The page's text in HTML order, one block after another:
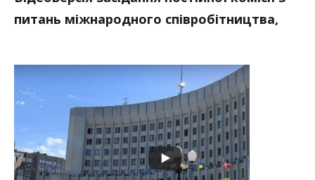
питань міжнародного співробітництва,
інвестицій